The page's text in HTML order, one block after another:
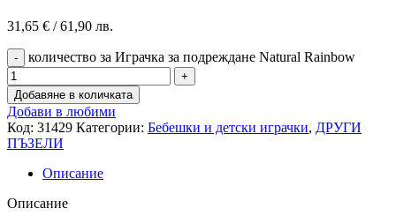
31,65 € / 61,90 лв.
количество за Играчка за подреждане Natural Rainbow
Добавяне в количката
Добави в любими
Код: 31429 Категории: Бебешки и детски играчки, ДРУГИ
ПЪЗЕЛИ
Описание
Описание